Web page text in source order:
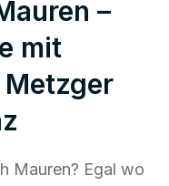
–
mit
Mauren? Egal wo